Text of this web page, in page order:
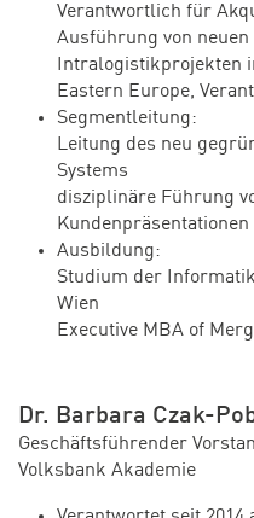
Verantwortlich für
Ausführung von
Intralogistikprojekten
Eastern Europe,
Segmentleitung:
Leitung des neu
Systems
disziplinäre Führung
Kundenpräsentationen
Ausbildung:
Studium der
Wien
Executive MBA of
Dr. Barbara Czak-
Geschäftsführender
Volksbank Akademie